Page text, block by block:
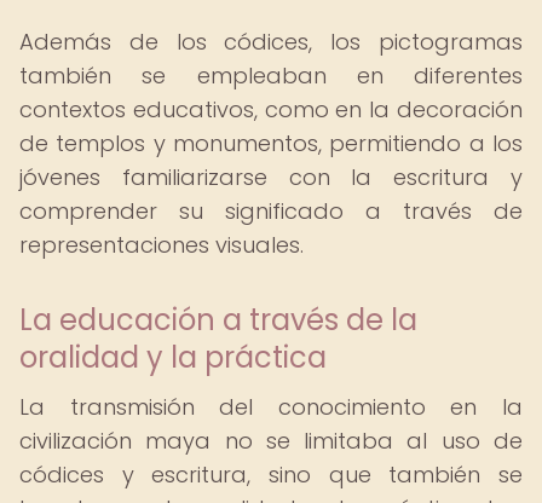
Además de los códices, los pictogramas
también se empleaban en diferentes
contextos educativos, como en la decoración
de templos y monumentos, permitiendo a los
jóvenes familiarizarse con la escritura y
comprender su significado a través de
representaciones visuales.
La educación a través de la
oralidad y la práctica
La transmisión del conocimiento en la
civilización maya no se limitaba al uso de
códices y escritura, sino que también se